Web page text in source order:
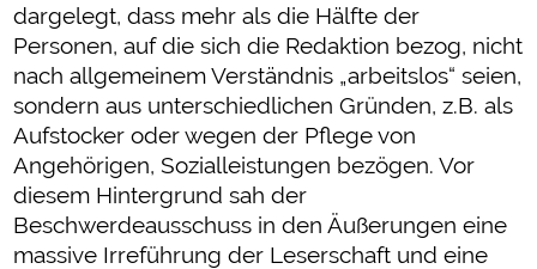
dargelegt, dass mehr als die Hälfte der
Personen, auf die sich die Redaktion bezog, nicht
nach allgemeinem Verständnis „arbeitslos“ seien,
sondern aus unterschiedlichen Gründen, z.B. als
Aufstocker oder wegen der Pflege von
Angehörigen, Sozialleistungen bezögen. Vor
diesem Hintergrund sah der
Beschwerdeausschuss in den Äußerungen eine
massive Irreführung der Leserschaft und eine